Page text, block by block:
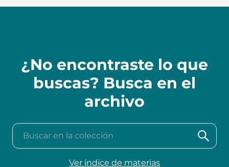
¿No encontraste lo que
buscas? Busca en el
archivo
Buscar en la colección
Ver índice de materias